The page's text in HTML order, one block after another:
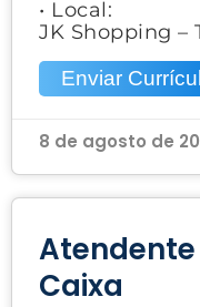
• Local:
JK Shopping –
Enviar
8 de agosto de
Caixa